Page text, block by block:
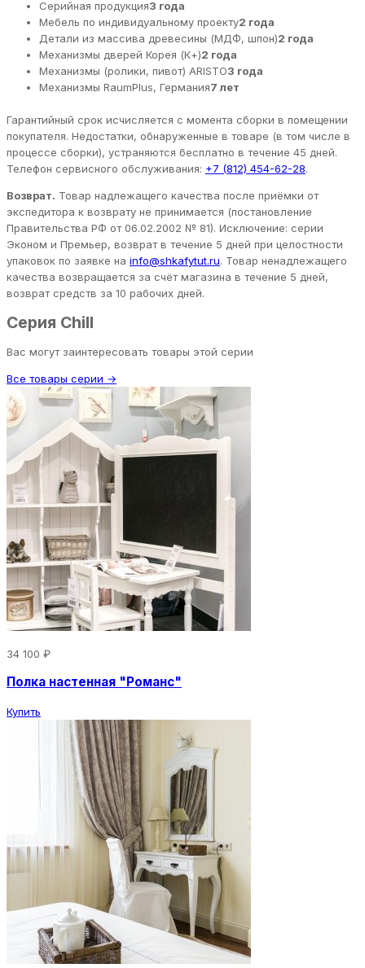
Серийная продукция3 года
Мебель по индивидуальному проекту2 года
Детали из массива древесины (МДФ, шпон)2 года
Механизмы дверей Корея (К+)2 года
Механизмы (ролики, пивот) ARISTO3 года
Механизмы RaumPlus, Германия7 лет
Гарантийный срок исчисляется с момента сборки в помещении
покупателя. Недостатки, обнаруженные в товаре (в том числе в
процессе сборки), устраняются бесплатно в течение 45 дней.
Телефон сервисного обслуживания: +7 (812) 454-62-28.
Возврат. Товар надлежащего качества после приёмки от
экспедитора к возврату не принимается (постановление
Правительства РФ от 06.02.2002 № 81). Исключение: серии
Эконом и Премьер, возврат в течение 5 дней при целостности
упаковок по заявке на info@shkafytut.ru. Товар ненадлежащего
качества возвращается за счёт магазина в течение 5 дней,
возврат средств за 10 рабочих дней.
Серия Chill
Вас могут заинтересовать товары этой серии
Все товары серии →
34 100 ₽
Полка настенная "Романс"
Купить